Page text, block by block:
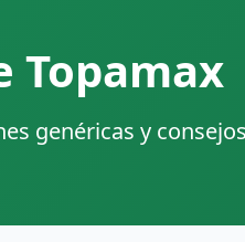
Topamax
genéricas y